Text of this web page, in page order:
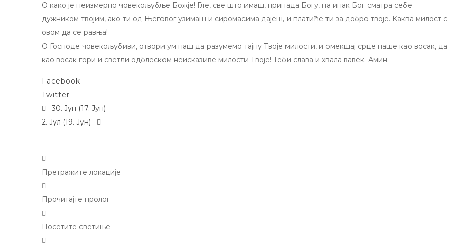
О како је неизмерно човекољубље Божје! Гле, све што имаш, припада Богу, па ипак Бог сматра себе
дужником твојим, ако ти од Његовог узимаш и сиромасима дајеш, и платиће ти за добро твоје. Каква милост с
овом да се равња!
О Господе човекољубиви, отвори ум наш да разумемо тајну Твоје милости, и омекшај срце наше као восак, да
као восак гори и светли одблеском неисказиве милости Твоје! Теби слава и хвала вавек. Амин.
Facebook
Twitter
Post
30. Јун (17. Јун)
2. Јул (19. Јун)
Претражите локације
Прочитајте пролог
Посетите светиње